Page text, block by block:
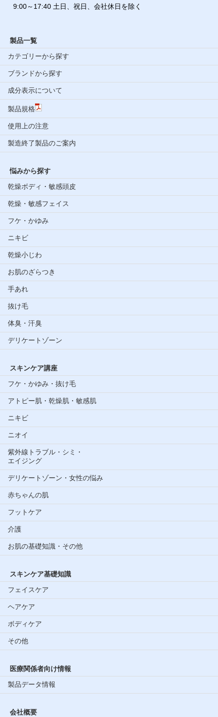
9:00～17:40 土日、祝日、会社休日を除く
製品一覧
カテゴリーから探す
ブランドから探す
成分表示について
製品規格
使用上の注意
製造終了製品のご案内
悩みから探す
乾燥ボディ・敏感頭皮
乾燥・敏感フェイス
フケ・かゆみ
ニキビ
乾燥小じわ
お肌のざらつき
手あれ
抜け毛
体臭・汗臭
デリケートゾーン
スキンケア講座
フケ・かゆみ・抜け毛
アトピー肌・乾燥肌・敏感肌
ニキビ
ニオイ
紫外線トラブル・シミ・
エイジング
デリケートゾーン・女性の悩み
赤ちゃんの肌
フットケア
介護
お肌の基礎知識・その他
スキンケア基礎知識
フェイスケア
ヘアケア
ボディケア
その他
医療関係者向け情報
製品データ情報
会社概要